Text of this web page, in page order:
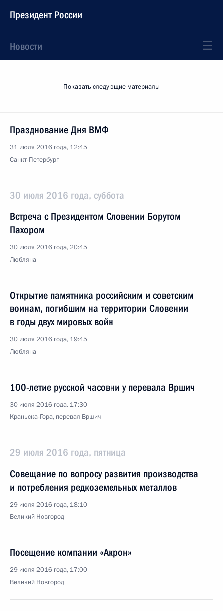
Президент России
Новости
Показать следующие материалы
Празднование Дня ВМФ
31 июля 2016 года, 12:45
Санкт-Петербург
30 июля 2016 года, суббота
Встреча с Президентом Словении Борутом
Пахором
30 июля 2016 года, 20:45
Любляна
Открытие памятника российским и советским
воинам, погибшим на территории Словении
в годы двух мировых войн
30 июля 2016 года, 19:45
Любляна
100-летие русской часовни у перевала Вршич
30 июля 2016 года, 17:30
Краньска-Гора, перевал Вршич
29 июля 2016 года, пятница
Совещание по вопросу развития производства
и потребления редкоземельных металлов
29 июля 2016 года, 18:10
Великий Новгород
Посещение компании «Акрон»
29 июля 2016 года, 17:00
Великий Новгород